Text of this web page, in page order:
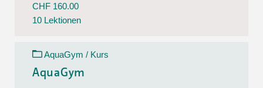
CHF 160.00
10 Lektionen
AquaGym / Kurs
AquaGym